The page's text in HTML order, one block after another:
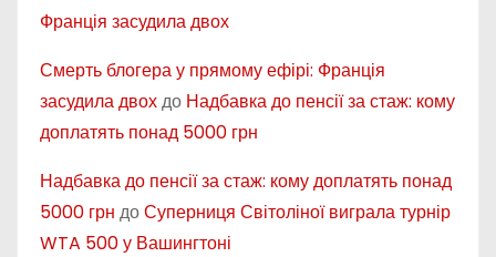
Франція засудила двох
Смерть блогера у прямому ефірі: Франція
засудила двохдо Надбавка до пенсії за стаж: кому
доплатять понад 5000 грн
Надбавка до пенсії за стаж: кому доплатять понад
5000 грн доСуперниця Світоліної виграла турнір
WTA 500 у Вашингтоні